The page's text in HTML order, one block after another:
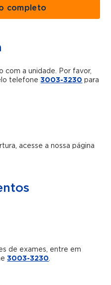
completo
com a unidade. Por favor,
telefone3003-3230 para
acesse a nossa página
de exames, entre em
3003-3230.